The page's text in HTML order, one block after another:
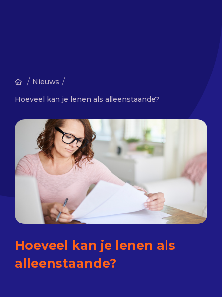
/ Nieuws /
Hoeveel kan je lenen als alleenstaande?
Hoeveel kan je lenen als
alleenstaande?